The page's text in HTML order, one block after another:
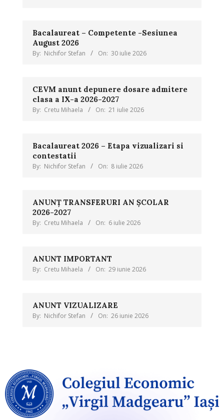
Bacalaureat – Competente -Sesiunea
August 2026
By: Nichifor Stefan On: 30 iulie 2026
CEVM anunt depunere dosare admitere
clasa a IX-a 2026-2027
By: Cretu Mihaela On: 21 iulie 2026
Bacalaureat 2026 – Etapa vizualizari si
contestatii
By: Nichifor Stefan On: 8 iulie 2026
ANUNȚ TRANSFERURI AN ȘCOLAR
2026-2027
By: Cretu Mihaela On: 6 iulie 2026
ANUNT IMPORTANT
By: Cretu Mihaela On: 29 iunie 2026
ANUNT VIZUALIZARE
By: Nichifor Stefan On: 26 iunie 2026